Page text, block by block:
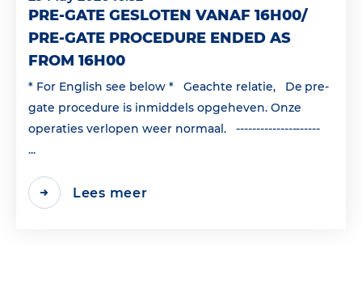
PRE-GATE GESLOTEN VANAF 16H00/
PRE-GATE PROCEDURE ENDED AS
FROM 16H00
* For English see below * Geachte relatie, De pre-
gate procedure is inmiddels opgeheven. Onze
operaties verlopen weer normaal. ---------------------
...
Lees meer